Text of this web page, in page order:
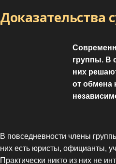
Доказательства
группы. В
них
от обмена
В повседневности члены
них есть юристы, официанты,
Практически никто из них не